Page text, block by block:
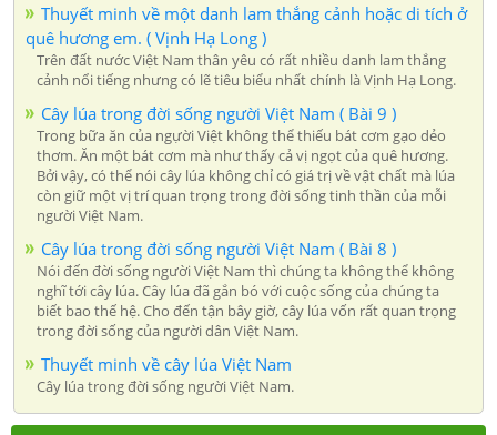
Thuyết minh về một danh lam thắng cảnh hoặc di tích ở
quê hương em. ( Vịnh Hạ Long )
Trên đất nước Việt Nam thân yêu có rất nhiều danh lam thắng
cảnh nổi tiếng nhưng có lẽ tiêu biểu nhất chính là Vịnh Hạ Long.
Cây lúa trong đời sống người Việt Nam ( Bài 9 )
Trong bữa ăn của ngựời Việt không thể thiếu bát cơm gạo dẻo
thơm. Ăn một bát cơm mà như thấy cả vị ngọt của quê hương.
Bởi vậy, có thể nói cây lúa không chỉ có giá trị về vật chất mà lúa
còn giữ một vị trí quan trọng trong đời sống tinh thần của mỗi
người Việt Nam.
Cây lúa trong đời sống người Việt Nam ( Bài 8 )
Nói đến đời sống người Việt Nam thì chúng ta không thể không
nghĩ tới cây lúa. Cây lúa đã gắn bó với cuộc sống của chúng ta
biết bao thế hệ. Cho đến tận bây giờ, cây lúa vốn rất quan trọng
trong đời sống của người dân Việt Nam.
Thuyết minh về cây lúa Việt Nam
Cây lúa trong đời sống người Việt Nam.